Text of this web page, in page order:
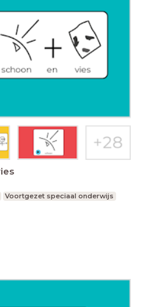
Voortgezet speciaal onderwijs